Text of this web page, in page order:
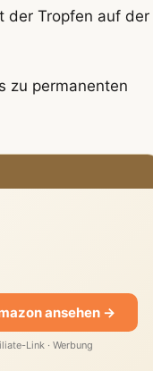
der Tropfen auf der
zu permanenten
ansehen →
Link · Werbung